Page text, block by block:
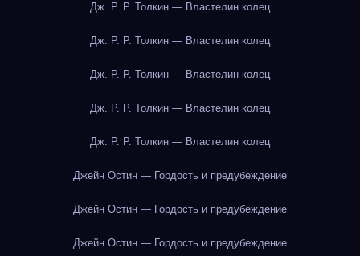
Дж. Р. Р. Толкин — Властелин колец
Дж. Р. Р. Толкин — Властелин колец
Дж. Р. Р. Толкин — Властелин колец
Дж. Р. Р. Толкин — Властелин колец
Дж. Р. Р. Толкин — Властелин колец
Джейн Остин — Гордость и предубеждение
Джейн Остин — Гордость и предубеждение
Джейн Остин — Гордость и предубеждение